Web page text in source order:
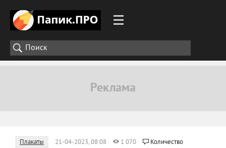
Плакаты 21-04-2023, 08:08 1 070
Количество